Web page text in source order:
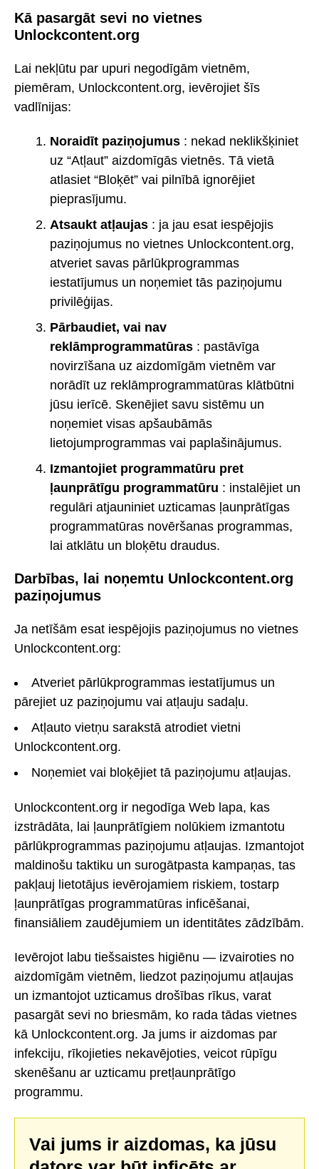
Kā pasargāt sevi no vietnes
Unlockcontent.org
Lai nekļūtu par upuri negodīgām vietnēm,
piemēram, Unlockcontent.org, ievērojiet šīs
vadlīnijas:
Noraidīt paziņojumus : nekad neklikšķiniet
uz “Atļaut” aizdomīgās vietnēs. Tā vietā
atlasiet “Bloķēt” vai pilnībā ignorējiet
pieprasījumu.
Atsaukt atļaujas : ja jau esat iespējojis
paziņojumus no vietnes Unlockcontent.org,
atveriet savas pārlūkprogrammas
iestatījumus un noņemiet tās paziņojumu
privilēģijas.
Pārbaudiet, vai nav
reklāmprogrammatūras : pastāvīga
novirzīšana uz aizdomīgām vietnēm var
norādīt uz reklāmprogrammatūras klātbūtni
jūsu ierīcē. Skenējiet savu sistēmu un
noņemiet visas apšaubāmās
lietojumprogrammas vai paplašinājumus.
Izmantojiet programmatūru pret
ļaunprātīgu programmatūru : instalējiet un
regulāri atjauniniet uzticamas ļaunprātīgas
programmatūras novēršanas programmas,
lai atklātu un bloķētu draudus.
Darbības, lai noņemtu Unlockcontent.org
paziņojumus
Ja netīšām esat iespējojis paziņojumus no vietnes
Unlockcontent.org:
Atveriet pārlūkprogrammas iestatījumus un
pārejiet uz paziņojumu vai atļauju sadaļu.
Atļauto vietņu sarakstā atrodiet vietni
Unlockcontent.org.
Noņemiet vai bloķējiet tā paziņojumu atļaujas.
Unlockcontent.org ir negodīga Web lapa, kas
izstrādāta, lai ļaunprātīgiem nolūkiem izmantotu
pārlūkprogrammas paziņojumu atļaujas. Izmantojot
maldinošu taktiku un surogātpasta kampaņas, tas
pakļauj lietotājus ievērojamiem riskiem, tostarp
ļaunprātīgas programmatūras inficēšanai,
finansiāliem zaudējumiem un identitātes zādzībām.
Ievērojot labu tiešsaistes higiēnu — izvairoties no
aizdomīgām vietnēm, liedzot paziņojumu atļaujas
un izmantojot uzticamus drošības rīkus, varat
pasargāt sevi no briesmām, ko rada tādas vietnes
kā Unlockcontent.org. Ja jums ir aizdomas par
infekciju, rīkojieties nekavējoties, veicot rūpīgu
skenēšanu ar uzticamu pretļaunprātīgo
programmu.
Vai jums ir aizdomas, ka jūsu